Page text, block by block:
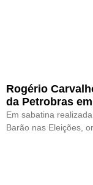
Rogério
da Petrobras
Em sabatina
Barão nas Eleições,